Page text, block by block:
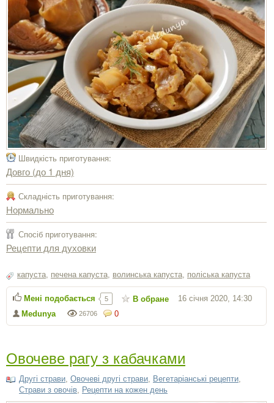
Швидкість приготування:
Довго (до 1 дня)
Складність приготування:
Нормально
Спосіб приготування:
Рецепти для духовки
капуста печена капуста волинська капуста поліська капуста
0
26706
Medunya
16 січня 2020, 14:30
Мені подобається 5 В обране
Овочеве рагу з кабачками
Другі страви Овочеві другі страви Вегетаріанські рецепти
Страви з овочів
Рецепти на кожен день